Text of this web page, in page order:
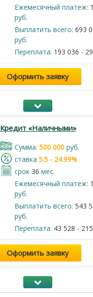
Ежемесячный платеж:
руб.
Выплатить всего: 693
руб.
Переплата: 193 036 -
Оформить заявку
Кредит «Наличными»
Cумма: 500 000руб.
cтавка 5.5 - 24.99%
срок 36 мес.
Ежемесячный платеж:
руб.
Выплатить всего: 543
руб.
Переплата: 43 528 -
Оформить заявку